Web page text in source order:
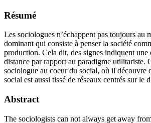
Résumé
Les sociologues n’échappent pas toujours au
dominant qui consiste à penser la société
production. Cela dit, des signes indiquent une
distance par rapport au paradigme utilitariste.
sociologue au coeur du social, où il découvre
social est aussi tissé de réseaux centrés sur le
Abstract
The sociologists can not always get away